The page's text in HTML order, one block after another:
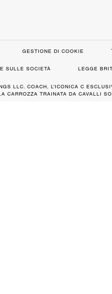
GESTIONE DI COOKIE
SULLE SOCIETÀ LEGGE
LLC. COACH, L’ICONICA C
CARROZZA TRAINATA DA CAVALLI